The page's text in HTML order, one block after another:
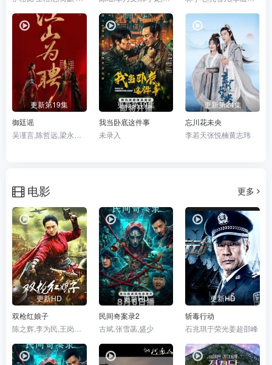
更新第19集
御廷谣
更新第19集
我当卧底这件事
未录入
更新第24集
忘川花未央
李若天张悦楠黄志玮
电影 更多
更新HD
双枪红娘子
更新HD
民间奇案录2
古斌,张雪菡,盛少
更新HD
斩毒行动
石兆琪于荣光姜超邵峰